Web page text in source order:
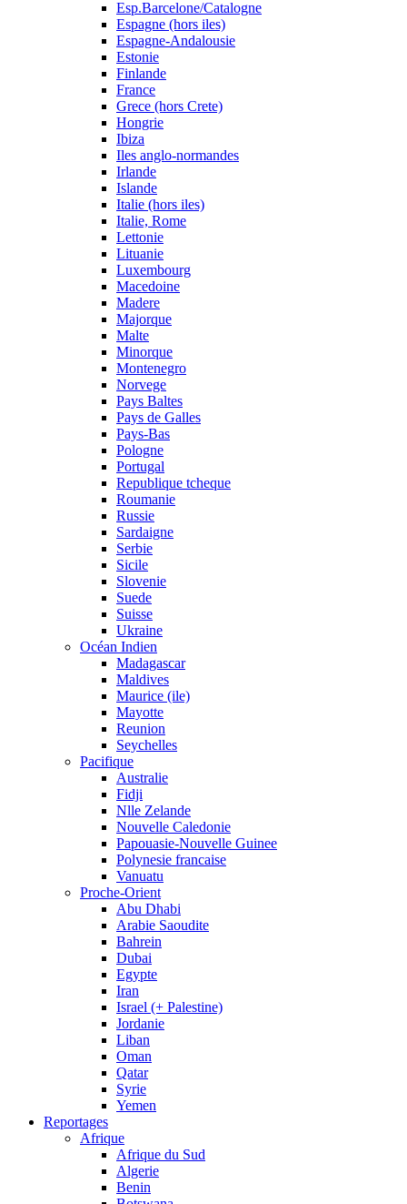
Esp.Barcelone/Catalogne
Espagne (hors iles)
Espagne-Andalousie
Estonie
Finlande
France
Grece (hors Crete)
Hongrie
Ibiza
Iles anglo-normandes
Irlande
Islande
Italie (hors iles)
Italie, Rome
Lettonie
Lituanie
Luxembourg
Macedoine
Madere
Majorque
Malte
Minorque
Montenegro
Norvege
Pays Baltes
Pays de Galles
Pays-Bas
Pologne
Portugal
Republique tcheque
Roumanie
Russie
Sardaigne
Serbie
Sicile
Slovenie
Suede
Suisse
Ukraine
Océan Indien
Madagascar
Maldives
Maurice (ile)
Mayotte
Reunion
Seychelles
Pacifique
Australie
Fidji
Nlle Zelande
Nouvelle Caledonie
Papouasie-Nouvelle Guinee
Polynesie francaise
Vanuatu
Proche-Orient
Abu Dhabi
Arabie Saoudite
Bahrein
Dubai
Egypte
Iran
Israel (+ Palestine)
Jordanie
Liban
Oman
Qatar
Syrie
Yemen
Reportages
Afrique
Afrique du Sud
Algerie
Benin